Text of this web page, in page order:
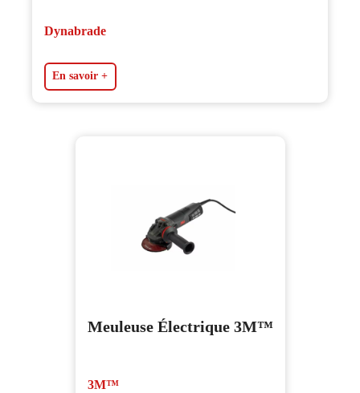
Dynabrade
En savoir +
Meuleuse Électrique 3M™
3M™